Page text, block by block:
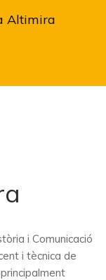
Altimira
i Comunicació
i tècnica de